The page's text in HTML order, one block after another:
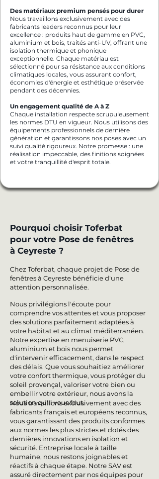
Des matériaux premium pensés pour durer
Nous travaillons exclusivement avec des
fabricants leaders reconnus pour leur
excellence : produits haut de gamme en PVC,
aluminium et bois, traités anti-UV, offrant une
isolation thermique et phonique
exceptionnelle. Chaque matériau est
sélectionné pour sa résistance aux conditions
climatiques locales, vous assurant confort,
économies d'énergie et esthétique préservée
pendant des décennies.
Un engagement qualité de A à Z
Chaque installation respecte scrupuleusement
les normes DTU en vigueur. Nous utilisons des
équipements professionnels de dernière
génération et garantissons nos poses avec un
suivi qualité rigoureux. Notre promesse : une
réalisation impeccable, des finitions soignées
et votre tranquillité d'esprit totale.
Nous travaillons exclusivement avec des
fabricants français et européens reconnus,
vous garantissant des produits conformes
aux normes les plus strictes et dotés des
dernières innovations en isolation et
sécurité. Entreprise locale à taille
humaine, nous restons joignables et
réactifs à chaque étape. Notre SAV est
assuré directement par nos équipes pour
Nous privilégions l'écoute pour
comprendre vos attentes et vous proposer
des solutions parfaitement adaptées à
votre habitat et au climat méditerranéen.
Notre expertise en menuiserie PVC,
aluminium et bois nous permet
d'intervenir efficacement, dans le respect
des délais. Que vous souhaitiez améliorer
votre confort thermique, vous protéger du
soleil provençal, valoriser votre bien ou
embellir votre extérieur, nous avons la
solution qu'il vous faut.
Pourquoi choisir Toferbat
pour votre Pose de fenêtres
à Ceyreste ?
Chez Toferbat, chaque projet de Pose de
fenêtres à Ceyreste bénéficie d'une
attention personnalisée.